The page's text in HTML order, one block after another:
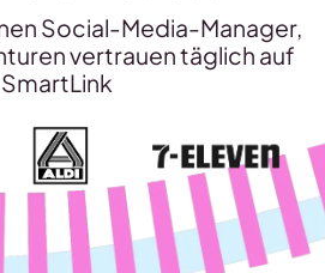
Social-Media-Manager,
vertrauen täglich auf
SmartLink